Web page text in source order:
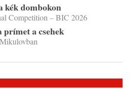
kék dombokon
Competition – BIC 2026
a csehek